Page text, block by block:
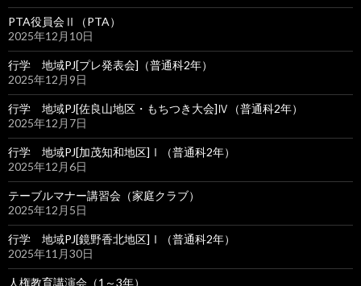
PTA役員会Ⅱ（PTA）
2025年12月10日
行学 地域PJ[プレ発表会]（普通科2年）
2025年12月9日
行学 地域PJ[佐良山地区・もちつき大会]Ⅳ（普通科2年）
2025年12月7日
行学 地域PJ[加茂知和地区]Ⅰ（普通科2年）
2025年12月6日
テーブルマナー講習会（家庭クラブ）
2025年12月5日
行学 地域PJ[鏡野香北地区]Ⅰ（普通科2年）
2025年11月30日
人権教育講演会（1～3年）